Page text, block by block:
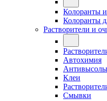
Колоранты
Колоранты
Растворители и
Автохимия
Антивысолы
Клеи
Смывки